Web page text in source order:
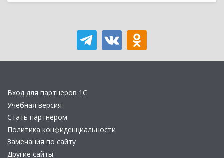
Вход для партнеров 1С
Учебная версия
Стать партнером
Политика конфиденциальности
Замечания по сайту
Другие сайты